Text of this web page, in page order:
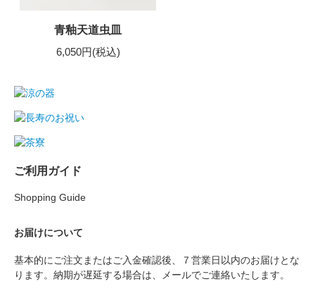
青釉天道虫皿
6,050円(税込)
ご利用ガイド
Shopping Guide
お届けについて
基本的にご注文またはご入金確認後、７営業日以内のお届けとな
ります。納期が遅延する場合は、メールでご連絡いたします。